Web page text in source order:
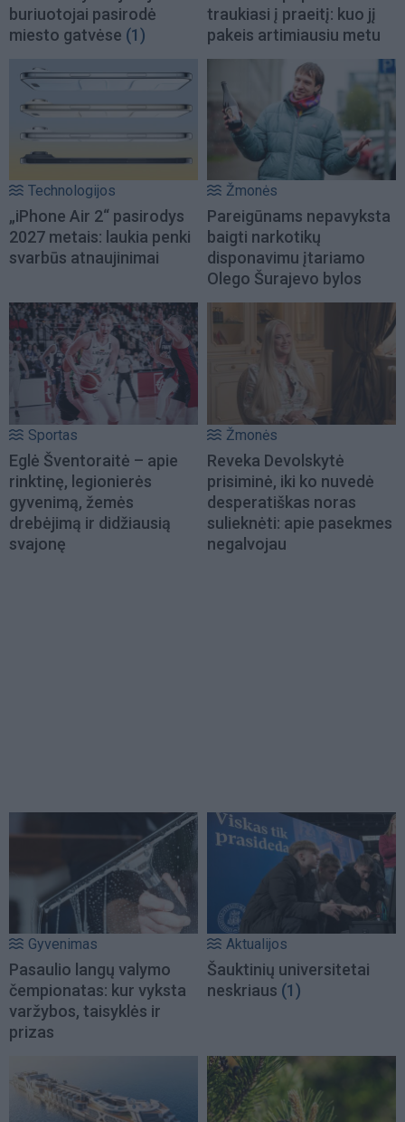
buriuotojai pasirodė
miesto gatvėse (1)
traukiasi į praeitį: kuo jį
pakeis artimiausiu metu
Technologijos
„iPhone Air 2“ pasirodys
2027 metais: laukia penki
svarbūs atnaujinimai
Žmonės
Pareigūnams nepavyksta
baigti narkotikų
disponavimu įtariamo
Olego Šurajevo bylos
Sportas
Eglė Šventoraitė – apie
rinktinę, legionierės
gyvenimą, žemės
drebėjimą ir didžiausią
svajonę
Žmonės
Reveka Devolskytė
prisiminė, iki ko nuvedė
desperatiškas noras
sulieknėti: apie pasekmes
negalvojau
Gyvenimas
Pasaulio langų valymo
čempionatas: kur vyksta
varžybos, taisyklės ir
prizas
Aktualijos
Šauktinių universitetai
neskriaus (1)